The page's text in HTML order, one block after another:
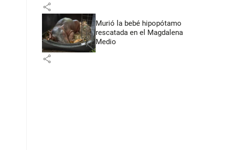
share
Murió la bebé hipopótamo
rescatada en el Magdalena
Medio
share